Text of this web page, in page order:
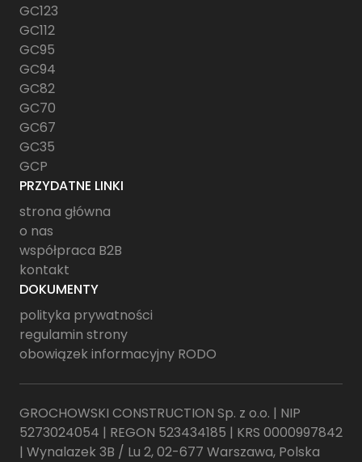
GC123
GC112
GC95
GC94
GC82
GC70
GC67
GC35
GCP
PRZYDATNE LINKI
strona główna
o nas
współpraca B2B
kontakt
DOKUMENTY
polityka prywatności
regulamin strony
obowiązek informacyjny RODO
GROCHOWSKI CONSTRUCTION Sp. z o.o. | NIP
5273024054 | REGON 523434185 | KRS 0000997842
| Wynalazek 3B / Lu 2, 02-677 Warszawa, Polska